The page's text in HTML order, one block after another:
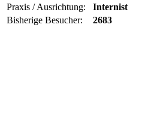
Praxis / Ausrichtung:
Internist
Bisherige Besucher:
2683